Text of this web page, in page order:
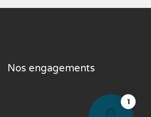
Nos engagements
1